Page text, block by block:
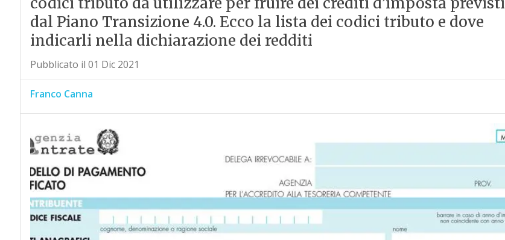
dal Piano Transizione 4.0. Ecco la lista dei codici tributo e dove
indicarli nella dichiarazione dei redditi
Pubblicato il 01 Dic 2021
Franco Canna